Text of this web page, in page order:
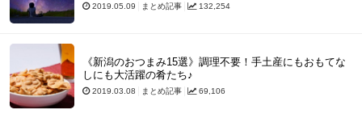
2019.05.09 まとめ記事 132,254
《新潟のおつまみ15選》調理不要！手土産にもおもてな
しにも大活躍の肴たち♪
2019.03.08 まとめ記事 69,106